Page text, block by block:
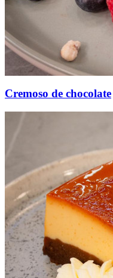
Cremoso de chocolate